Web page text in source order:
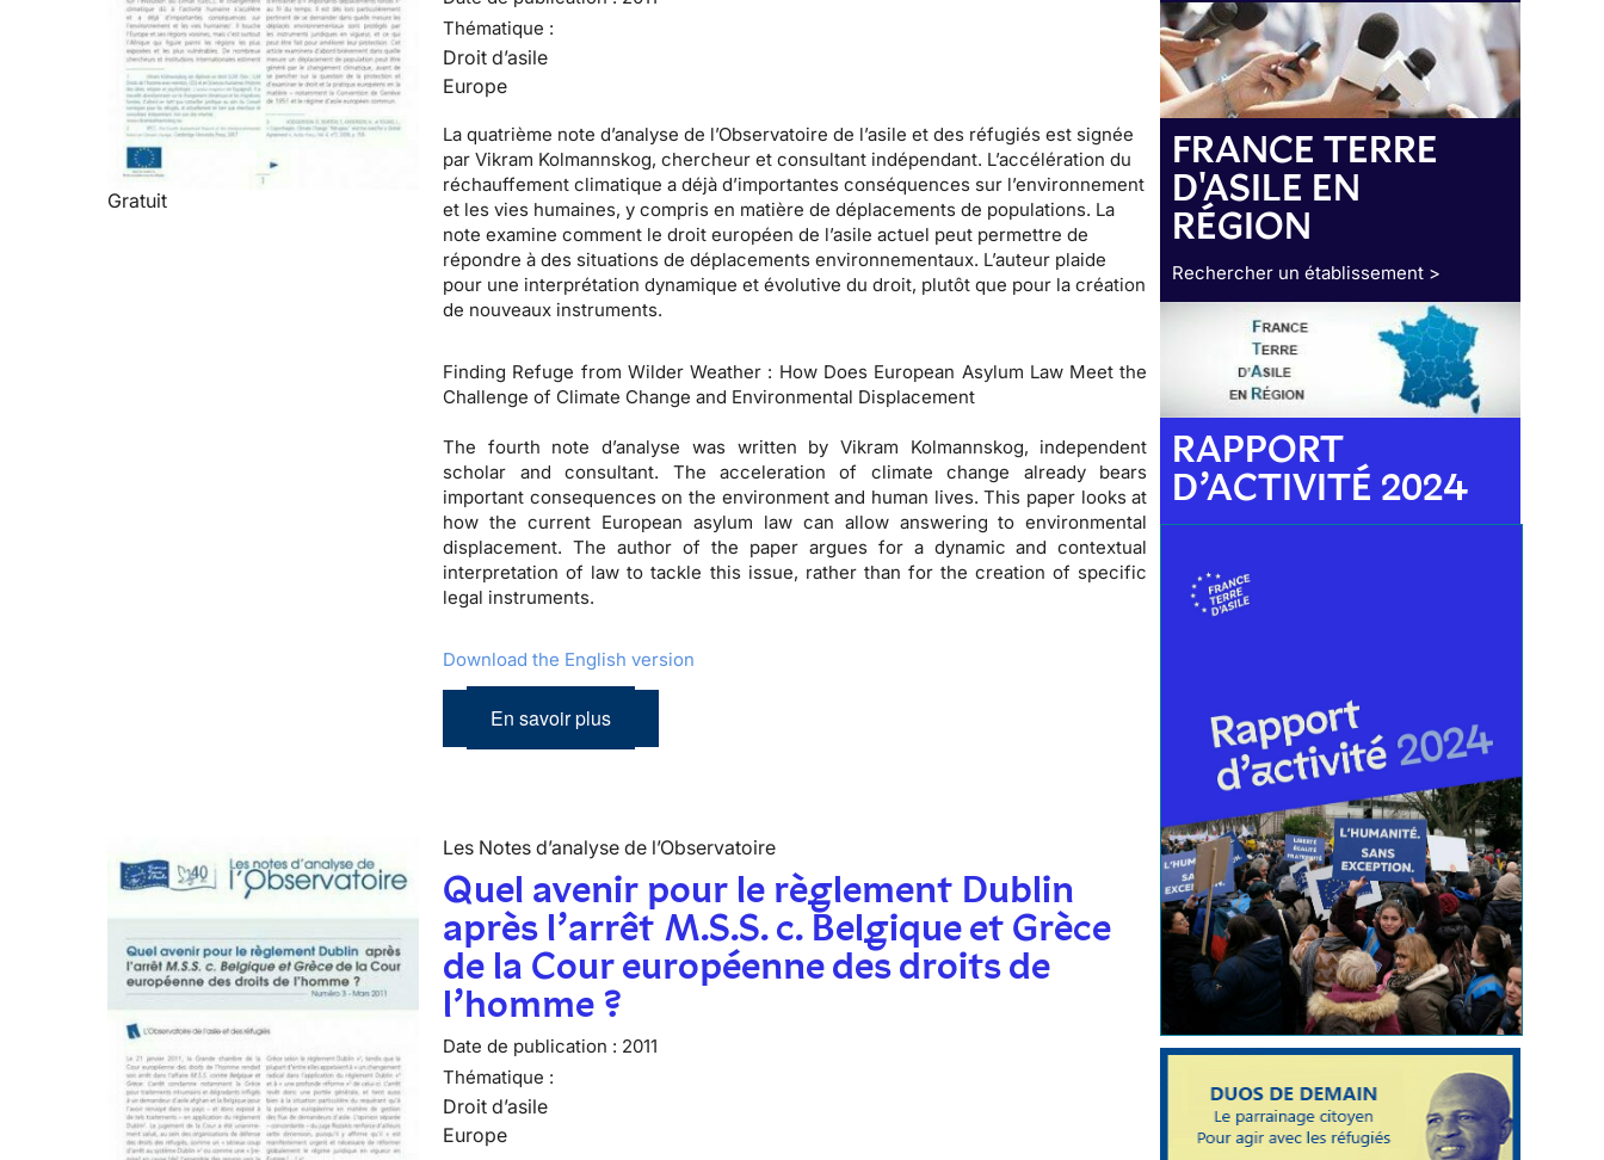
Gratuit
Thématique :
Droit d’asile
Europe
La quatrième note d’analyse de l’Observatoire de l’asile et des réfugiés est signée
parVikram Kolmannskog, chercheur et consultant indépendant. L’accélération du
réchauffement climatique a déjà d’importantes conséquences sur l’environnement
et les vies humaines, y compris en matière de déplacements de populations. La
note examine comment le droit européen de l’asile actuel peut permettre de
répondre à des situations de déplacements environnementaux. L’auteur plaide
pour une interprétation dynamique et évolutive du droit, plutôt que pour la création
de nouveaux instruments.
Finding Refuge from Wilder Weather : How Does European Asylum Law Meet the
Challenge of Climate Change and Environmental Displacement
The fourth note d’analyse was written by Vikram Kolmannskog, independent
scholar and consultant. The acceleration of climate change already bears
important consequences on the environment and human lives. This paper looks at
how the current European asylum law can allow answering to environmental
displacement. The author of the paper argues for a dynamic and contextual
interpretation of law to tackle this issue, rather than for the creation of specific
legal instruments.
Download the English version
En savoir plus
Les Notes d’analyse de l’Observatoire
Quel avenir pour le règlement Dublin
après l’arrêt M.S.S. c. Belgique et Grèce
de la Cour européenne des droits de
l’homme ?
Date de publication : 2011
Thématique :
Droit d’asile
Europe
FRANCE TERRE
D'ASILE EN
RÉGION
Rechercher un établissement >
RAPPORT
D’ACTIVITÉ 2024